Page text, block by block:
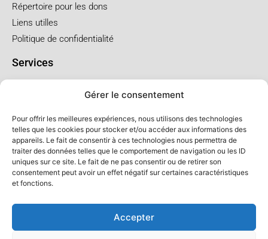
Gérer le consentement
Pour offrir les meilleures expériences, nous utilisons des technologies
telles que les cookies pour stocker et/ou accéder aux informations des
appareils. Le fait de consentir à ces technologies nous permettra de
traiter des données telles que le comportement de navigation ou les ID
uniques sur ce site. Le fait de ne pas consentir ou de retirer son
consentement peut avoir un effet négatif sur certaines caractéristiques
et fonctions.
Accepter
Répertoire pour les dons
Liens utilles
Politique de confidentialité
Services
Funérailles au salon
Forfaits et prix
Forfait crémation
Forfait service à l'église